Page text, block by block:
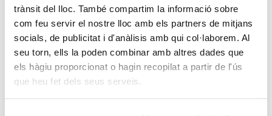
trànsit del lloc. També compartim la informació sobre
com feu servir el nostre lloc amb els partners de mitjans
socials, de publicitat i d'anàlisis amb qui col·laborem. Al
seu torn, ells la poden combinar amb altres dades que
els hàgiu proporcionat o hagin recopilat a partir de l'ús
que heu fet dels seus serveis.
Recent Comments
Sr. WordPress enHola, món!
Archives
Categories
General
test